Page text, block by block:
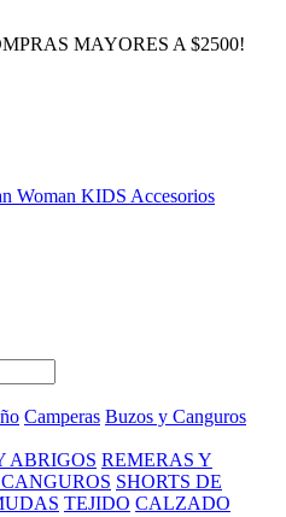
MAYORES A $2500!
Woman KIDS Accesorios
Camperas Buzos y Canguros
ABRIGOS REMERAS Y
SHORTS DE
TEJIDO CALZADO